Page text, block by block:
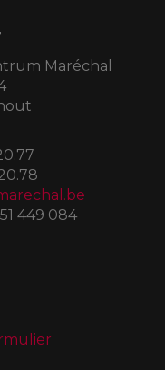
Maréchal
449 084